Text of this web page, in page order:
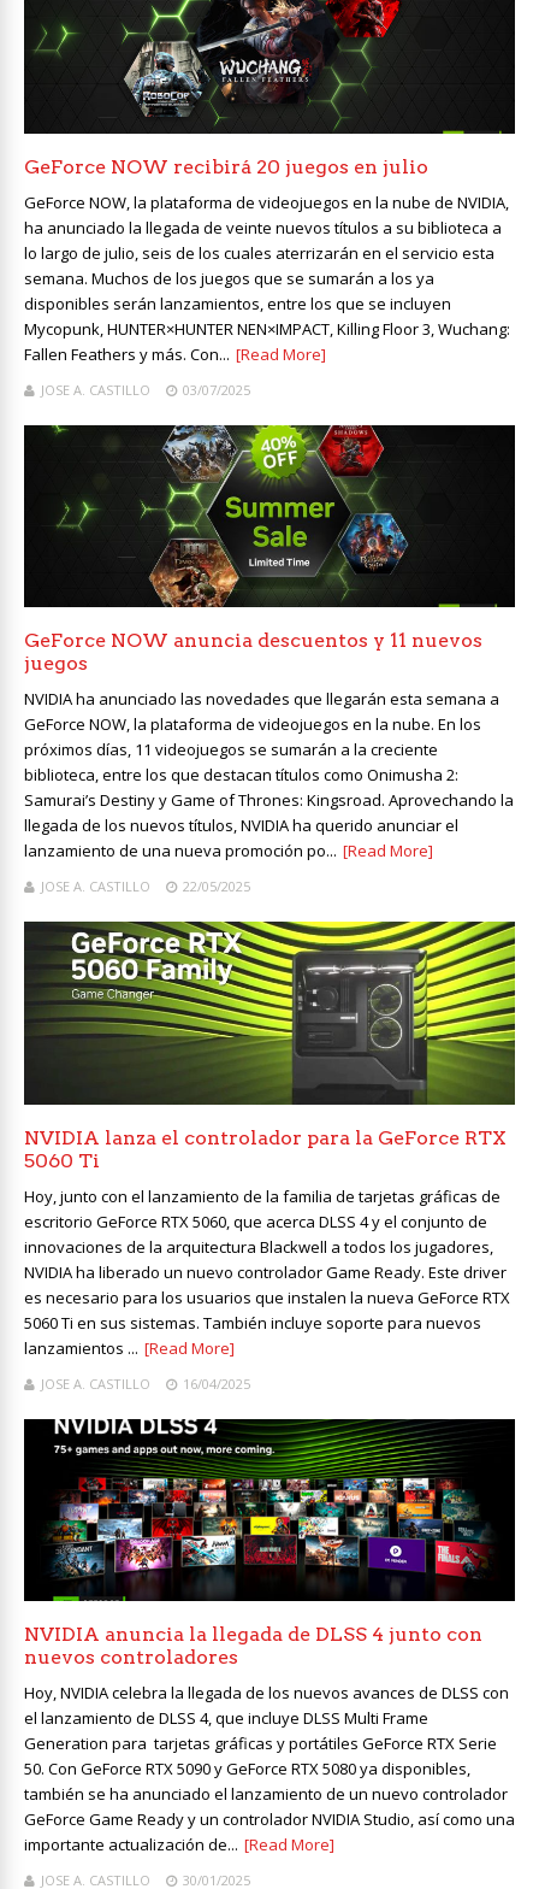
GeForce NOW recibirá 20 juegos en julio
GeForce NOW, la plataforma de videojuegos en la nube de NVIDIA,
ha anunciado la llegada de veinte nuevos títulos a su biblioteca a
lo largo de julio, seis de los cuales aterrizarán en el servicio esta
semana. Muchos de los juegos que se sumarán a los ya
disponibles serán lanzamientos, entre los que se incluyen
Mycopunk, HUNTER×HUNTER NEN×IMPACT, Killing Floor 3, Wuchang:
Fallen Feathers y más. Con... [Read More]
JOSE A. CASTILLO 03/07/2025
GeForce NOW anuncia descuentos y 11 nuevos
juegos
NVIDIA ha anunciado las novedades que llegarán esta semana a
GeForce NOW, la plataforma de videojuegos en la nube. En los
próximos días, 11 videojuegos se sumarán a la creciente
biblioteca, entre los que destacan títulos como Onimusha 2:
Samurai’s Destiny y Game of Thrones: Kingsroad. Aprovechando la
llegada de los nuevos títulos, NVIDIA ha querido anunciar el
lanzamiento de una nueva promoción po... [Read More]
JOSE A. CASTILLO 22/05/2025
NVIDIA lanza el controlador para la GeForce RTX
5060 Ti
Hoy, junto con el lanzamiento de la familia de tarjetas gráficas de
escritorio GeForce RTX 5060, que acerca DLSS 4 y el conjunto de
innovaciones de la arquitectura Blackwell a todos los jugadores,
NVIDIA ha liberado un nuevo controlador Game Ready. Este driver
es necesario para los usuarios que instalen la nueva GeForce RTX
5060 Ti en sus sistemas. También incluye soporte para nuevos
lanzamientos ... [Read More]
JOSE A. CASTILLO 16/04/2025
NVIDIA anuncia la llegada de DLSS 4 junto con
nuevos controladores
Hoy, NVIDIA celebra la llegada de los nuevos avances de DLSS con
el lanzamiento de DLSS 4, que incluye DLSS Multi Frame
Generation para tarjetas gráficas y portátiles GeForce RTX Serie
50. Con GeForce RTX 5090 y GeForce RTX 5080 ya disponibles,
también se ha anunciado el lanzamiento de un nuevo controlador
GeForce Game Ready y un controlador NVIDIA Studio, así como una
importante actualización de... [Read More]
JOSE A. CASTILLO 30/01/2025